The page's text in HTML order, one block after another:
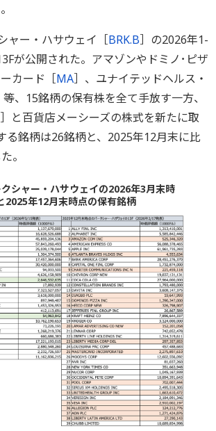
ャー・ハサウェイ［BRK.B］の2026年1-
が公開された。アマゾンやドミノ･ピザ
カード［MA］、ユナイテッドヘルス・
等、15銘柄の保有株を全て手放す一方、
］と百貨店メーシーズの株式を新たに取
る銘柄は26銘柄と、2025年12月末に比
。
クシャー・ハサウェイの2026年3月末時
2025年12月末時点の保有銘柄